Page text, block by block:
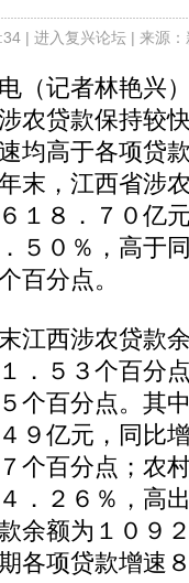
| 进入复兴论坛| 来源
记者林艳兴
农贷款保持较
均高于各项贷
末，江西省涉
１８．７０亿
５０％，高于
百分点。
西涉农贷款
．５３个百分
个百分点。其
９亿元，同比
个百分点；农
．２６％，高
余额为１０９
各项贷款增速